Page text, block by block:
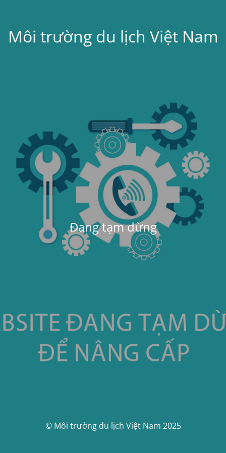
Môi trường du lịch Việt Nam
Đang tạm dừng
© Môi trường du lịch Việt Nam 2025